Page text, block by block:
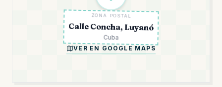
ZONA POSTAL
Calle Concha, Luyanó
Cuba
VER EN GOOGLE MAPS